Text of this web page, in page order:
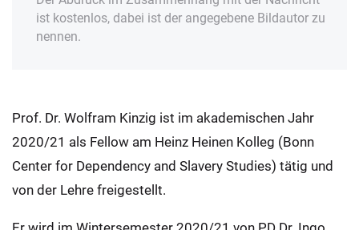
ist kostenlos, dabei ist der angegebene Bildautor zu
nennen.
Prof. Dr. Wolfram Kinzig ist im akademischen Jahr
2020/21 als Fellow am Heinz Heinen Kolleg (Bonn
Center for Dependency and Slavery Studies) tätig und
von der Lehre freigestellt.